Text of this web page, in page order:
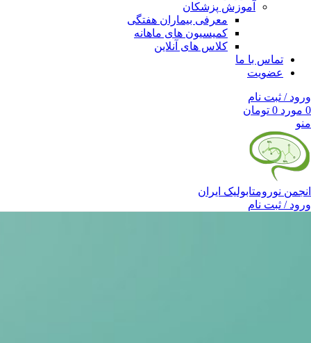
آموزش پزشکان
معرفی بیماران هفتگی
کمیسیون های ماهانه
کلاس های آنلاین
تماس با ما
عضویت
ورود / ثبت نام
0 مورد 0 تومان
منو
انجمن نورومتابولیک ایران
ورود / ثبت نام